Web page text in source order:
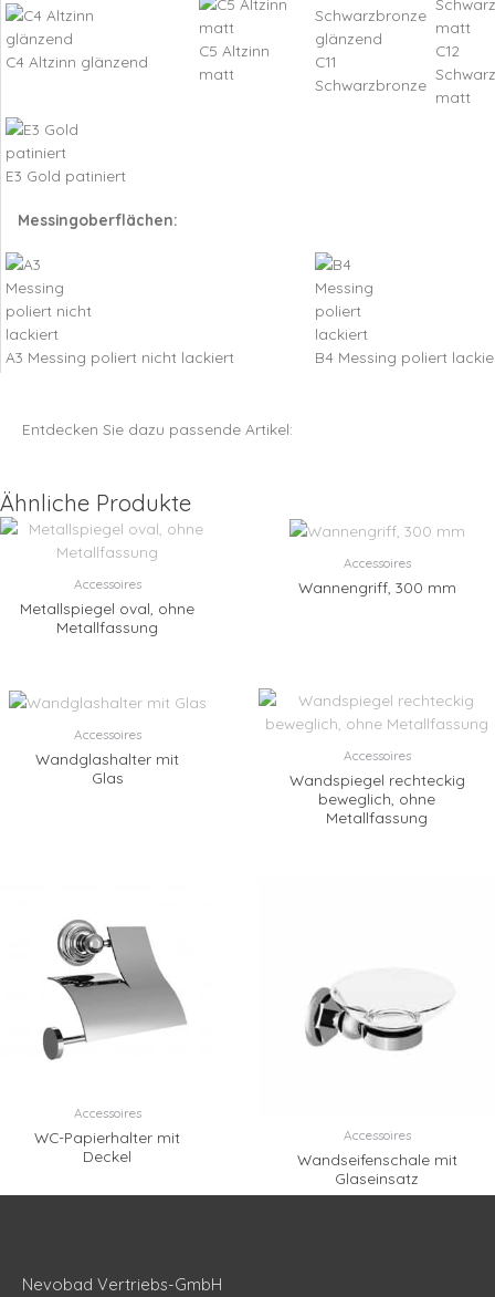
C4 Altzinn glänzend
C5 Altzinn
matt
C11
Schwarzbronze
C12
matt
E3 Gold patiniert
Messingoberflächen:
A3 Messing poliert nicht lackiert B4 Messing poliert
Entdecken Sie dazu passende Artikel:
Ähnliche Produkte
Accessoires
Metallspiegel oval, ohne
Metallfassung
Accessoires
Wannengriff, 300 mm
Accessoires
Wandglashalter mit
Glas
Accessoires
Wandspiegel rechteckig
beweglich, ohne
Metallfassung
Accessoires
WC-Papierhalter mit
Deckel
Accessoires
Wandseifenschale mit
Glaseinsatz
Nevobad Vertriebs-GmbH